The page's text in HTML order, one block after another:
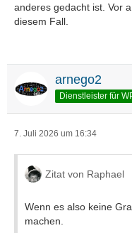
anderes gedacht ist. Vor
diesem Fall.
arnego2
Dienstleister für
7. Juli 2026 um 16:34
Zitat von Raphael
Wenn es also keine
machen.